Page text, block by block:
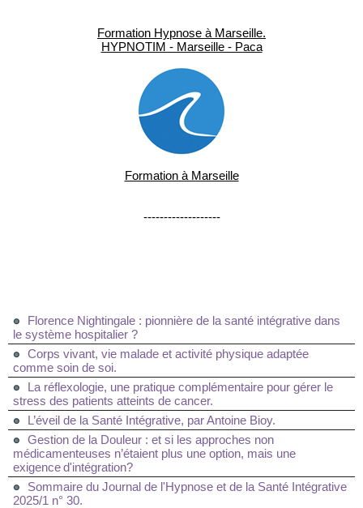
Formation Hypnose à Marseille.
HYPNOTIM - Marseille - Paca
Formation à Marseille
-------------------
Florence Nightingale : pionnière de la santé intégrative dans
le système hospitalier ?
Corps vivant, vie malade et activité physique adaptée
comme soin de soi.
La réflexologie, une pratique complémentaire pour gérer le
stress des patients atteints de cancer.
L’éveil de la Santé Intégrative, par Antoine Bioy.
Gestion de la Douleur : et si les approches non
médicamenteuses n’étaient plus une option, mais une
exigence d'intégration?
Sommaire du Journal de l'Hypnose et de la Santé Intégrative
2025/1 n° 30.